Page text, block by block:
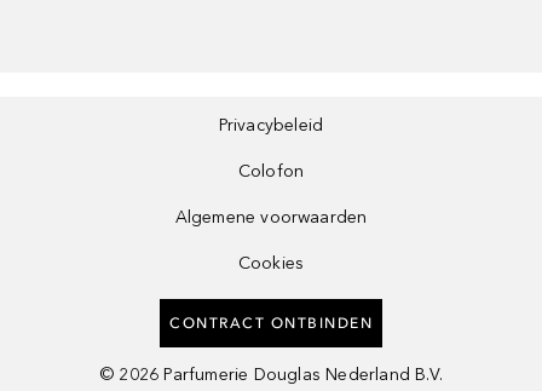
Privacybeleid
Colofon
Algemene voorwaarden
Cookies
CONTRACT ONTBINDEN
© 2026 Parfumerie Douglas Nederland B.V.